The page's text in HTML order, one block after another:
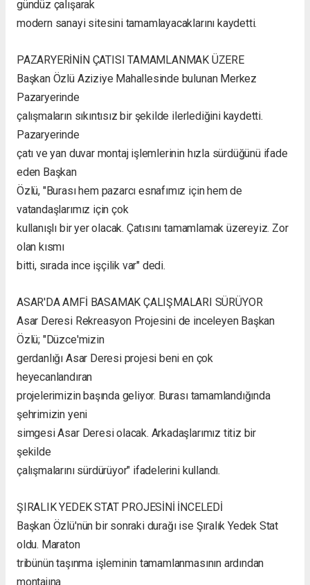
gündüz çalışarak
modern sanayi sitesini tamamlayacaklarını kaydetti.
PAZARYERİNİN ÇATISI TAMAMLANMAK ÜZERE
Başkan Özlü Aziziye Mahallesinde bulunan Merkez
Pazaryerinde
çalışmaların sıkıntısız bir şekilde ilerlediğini kaydetti.
Pazaryerinde
çatı ve yan duvar montaj işlemlerinin hızla sürdüğünü ifade
eden Başkan
Özlü, "Burası hem pazarcı esnafımız için hem de
vatandaşlarımız için çok
kullanışlı bir yer olacak. Çatısını tamamlamak üzereyiz. Zor
olan kısmı
bitti, sırada ince işçilik var" dedi.
ASAR'DA AMFİ BASAMAK ÇALIŞMALARI SÜRÜYOR
Asar Deresi Rekreasyon Projesini de inceleyen Başkan
Özlü; "Düzce'mizin
gerdanlığı Asar Deresi projesi beni en çok
heyecanlandıran
projelerimizin başında geliyor. Burası tamamlandığında
şehrimizin yeni
simgesi Asar Deresi olacak. Arkadaşlarımız titiz bir
şekilde
çalışmalarını sürdürüyor" ifadelerini kullandı.
ŞIRALIK YEDEK STAT PROJESİNİ İNCELEDİ
Başkan Özlü'nün bir sonraki durağı ise Şıralık Yedek Stat
oldu. Maraton
tribünün taşınma işleminin tamamlanmasının ardından
montajına